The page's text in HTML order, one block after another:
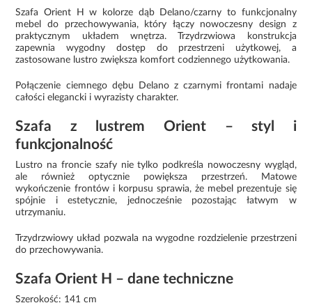
Szafa Orient H w kolorze dąb Delano/czarny to funkcjonalny
mebel do przechowywania, który łączy nowoczesny design z
praktycznym układem wnętrza. Trzydrzwiowa konstrukcja
zapewnia wygodny dostęp do przestrzeni użytkowej, a
zastosowane lustro zwiększa komfort codziennego użytkowania.
Połączenie ciemnego dębu Delano z czarnymi frontami nadaje
całości elegancki i wyrazisty charakter.
Szafa z lustrem Orient – styl i
funkcjonalność
Lustro na froncie szafy nie tylko podkreśla nowoczesny wygląd,
ale również optycznie powiększa przestrzeń. Matowe
wykończenie frontów i korpusu sprawia, że mebel prezentuje się
spójnie i estetycznie, jednocześnie pozostając łatwym w
utrzymaniu.
Trzydrzwiowy układ pozwala na wygodne rozdzielenie przestrzeni
do przechowywania.
Szafa Orient H – dane techniczne
Szerokość: 141 cm